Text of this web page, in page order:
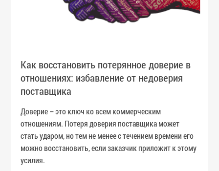
Как восстановить потерянное доверие в
отношениях: избавление от недоверия
поставщика
Доверие – это ключ ко всем коммерческим
отношениям. Потеря доверия поставщика может
стать ударом, но тем не менее с течением времени его
можно восстановить, если заказчик приложит к этому
усилия.